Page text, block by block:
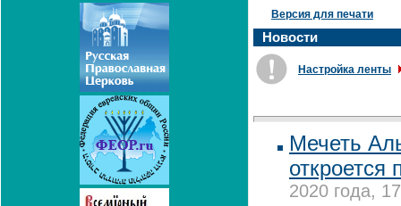
Версия для печати
Новости
Настройка ленты
Мечеть
откроется
2020 года,